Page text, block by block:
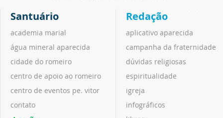
Santuário
academia marial
água mineral aparecida
cidade do romeiro
centro de apoio ao romeiro
centro de eventos pe. vitor
contato
Redação
aplicativo aparecida
campanha da fraternidade
dúvidas religiosas
espiritualidade
igreja
infográficos